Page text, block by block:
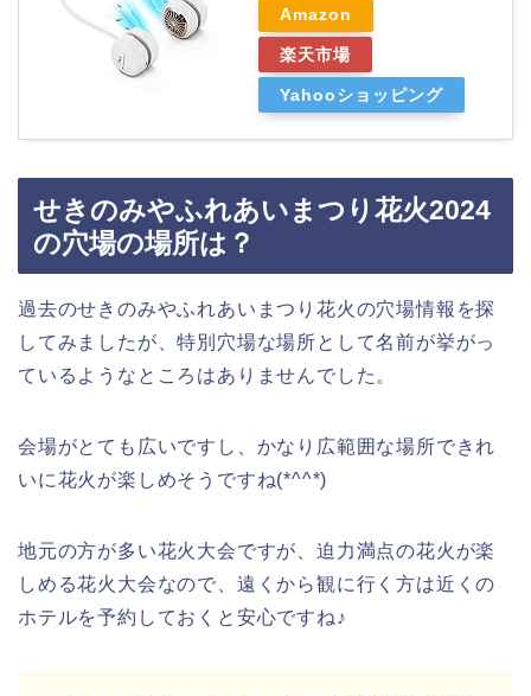
Amazon
楽天市場
Yahooショッピング
せきのみやふれあいまつり花火2024
の穴場の場所は？
過去のせきのみやふれあいまつり花火の穴場情報を探
してみましたが、特別穴場な場所として名前が挙がっ
ているようなところはありませんでした。
会場がとても広いですし、かなり広範囲な場所できれ
いに花火が楽しめそうですね(*^^*)
地元の方が多い花火大会ですが、迫力満点の花火が楽
しめる花火大会なので、遠くから観に行く方は近くの
ホテルを予約しておくと安心ですね♪